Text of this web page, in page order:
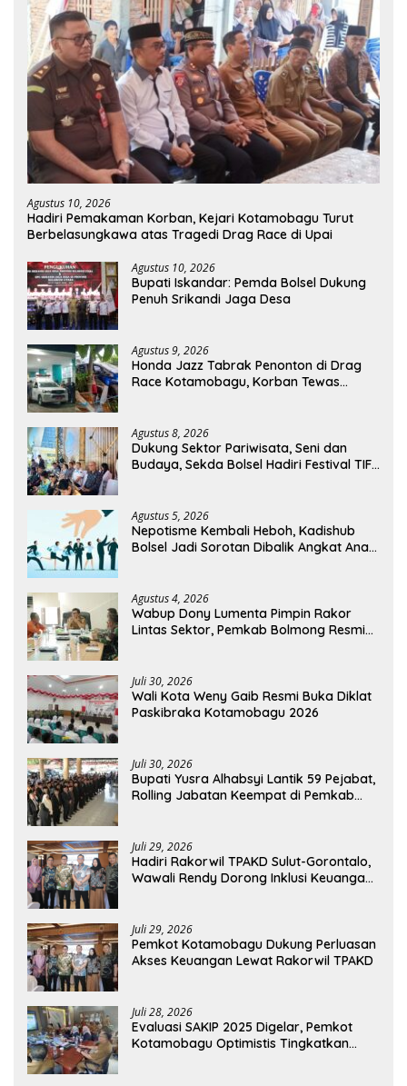
Agustus 10, 2026
Hadiri Pemakaman Korban, Kejari Kotamobagu Turut
Berbelasungkawa atas Tragedi Drag Race di Upai
Agustus 10, 2026
Bupati Iskandar: Pemda Bolsel Dukung
Penuh Srikandi Jaga Desa
Agustus 9, 2026
Honda Jazz Tabrak Penonton di Drag
Race Kotamobagu, Korban Tewas
Agustus 8, 2026
Dukung Sektor Pariwisata, Seni dan
Budaya, Sekda Bolsel Hadiri Festival TIFF
Agustus 5, 2026
Nepotisme Kembali Heboh, Kadishub
Bolsel Jadi Sorotan Dibalik Angkat Anak
Agustus 4, 2026
Wabup Dony Lumenta Pimpin Rakor
Lintas Sektor, Pemkab Bolmong Resmi
Juli 30, 2026
Wali Kota Weny Gaib Resmi Buka Diklat
Paskibraka Kotamobagu 2026
Juli 30, 2026
Bupati Yusra Alhabsyi Lantik 59 Pejabat,
Rolling Jabatan Keempat di Pemkab
Juli 29, 2026
Hadiri Rakorwil TPAKD Sulut-Gorontalo,
Wawali Rendy Dorong Inklusi Keuangan
Juli 29, 2026
Pemkot Kotamobagu Dukung Perluasan
Akses Keuangan Lewat Rakorwil TPAKD
Juli 28, 2026
Evaluasi SAKIP 2025 Digelar, Pemkot
Kotamobagu Optimistis Tingkatkan